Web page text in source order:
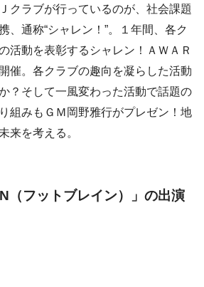
クラブが行っているのが、社会課題
、通称“シャレン！”。１年間、各ク
活動を表彰するシャレン！ＡＷＡＲ
催。各クラブの趣向を凝らした活動
？そして一風変わった活動で話題の
組みもＧＭ岡野雅行がプレゼン！地
来を考える。
（フットブレイン）」の出演